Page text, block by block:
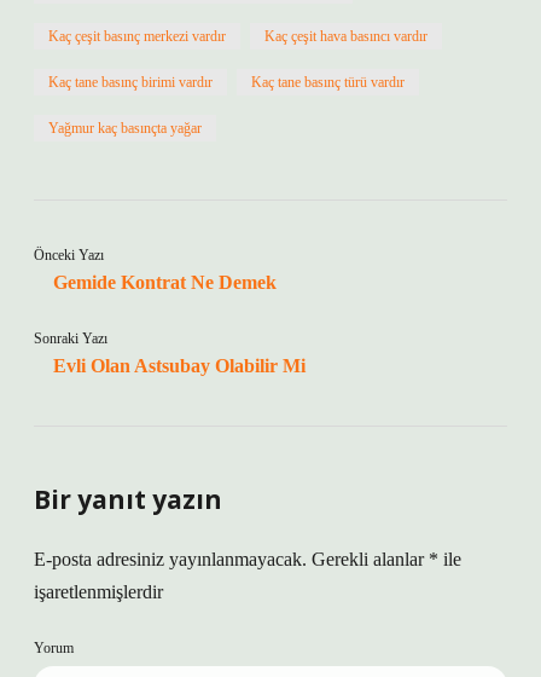
Kaç çeşit basınç merkezi vardır Kaç çeşit hava basıncı vardır
Kaç tane basınç birimi vardır Kaç tane basınç türü vardır
Yağmur kaç basınçta yağar
Önceki Yazı
Gemide Kontrat Ne Demek
Sonraki Yazı
Evli Olan Astsubay Olabilir Mi
Bir yanıt yazın
E-posta adresiniz yayınlanmayacak. Gerekli alanlar * ile
işaretlenmişlerdir
Yorum